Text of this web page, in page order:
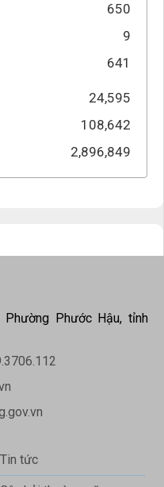
650
9
641
24,595
108,642
2,896,849
Phước Hậu, tỉnh
Tin tức